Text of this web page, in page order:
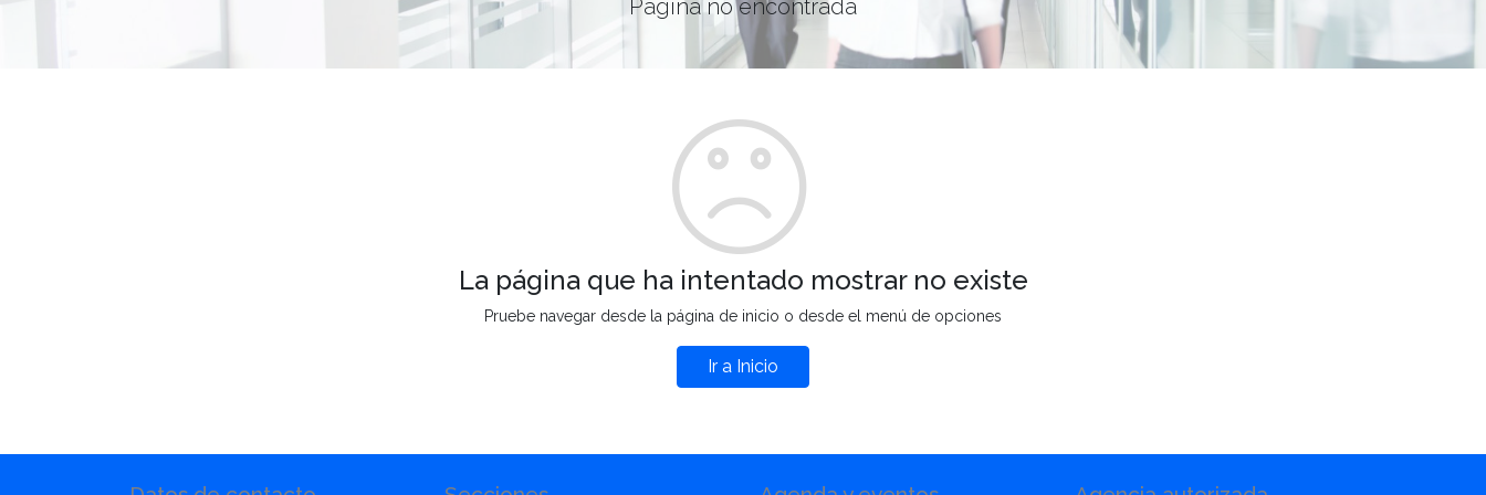
Página no encontrada
La página que ha intentado mostrar no existe
Pruebe navegar desde la página de inicio o desde el menú de opciones
Ir a Inicio